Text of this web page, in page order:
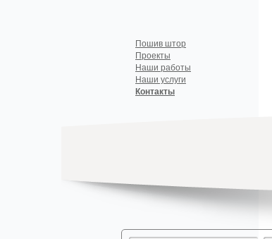
Пошив штор
Проекты
Наши работы
Наши услуги
Контакты